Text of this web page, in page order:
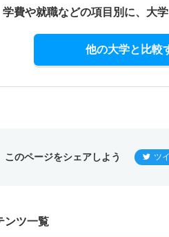
学費や就職などの項目別に、 大
他の大学と比較
このページをシェアしよう ツ
ンツ一覧